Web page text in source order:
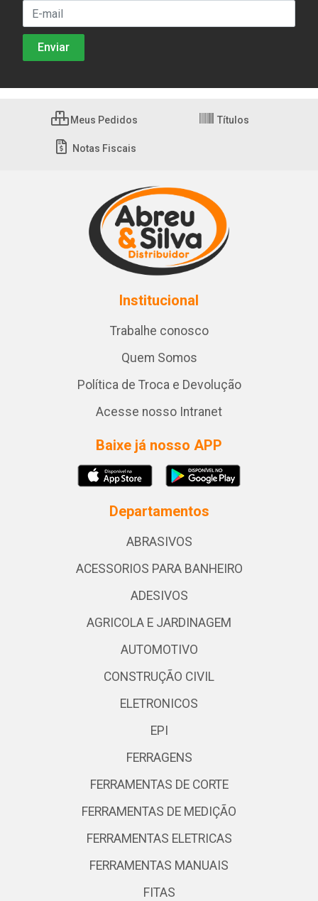
Meus Pedidos Títulos
Notas Fiscais
Institucional
Trabalhe conosco
Quem Somos
Política de Troca e Devolução
Acesse nosso Intranet
Baixe já nosso APP
Departamentos
ABRASIVOS
ACESSORIOS PARA BANHEIRO
ADESIVOS
AGRICOLA E JARDINAGEM
AUTOMOTIVO
CONSTRUÇÃO CIVIL
ELETRONICOS
EPI
FERRAGENS
FERRAMENTAS DE CORTE
FERRAMENTAS DE MEDIÇÃO
FERRAMENTAS ELETRICAS
FERRAMENTAS MANUAIS
FITAS